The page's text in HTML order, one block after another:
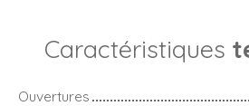
Caractéristiques
Ouvertures